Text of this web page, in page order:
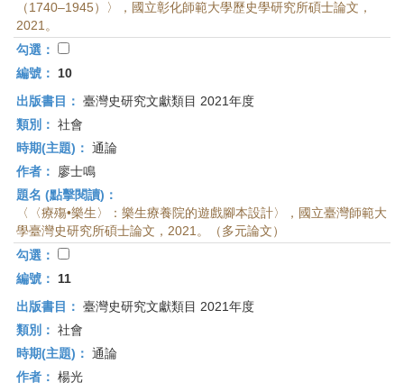
（1740–1945）〉，國立彰化師範大學歷史學研究所碩士論文，
2021。
勾選：
編號：
10
出版書目： 臺灣史研究文獻類目 2021年度
類別： 社會
時期(主題)： 通論
作者：
廖士鳴
題名 (點擊閱讀)：
〈〈療殤•樂生〉：樂生療養院的遊戲腳本設計〉，國立臺灣師範大
學臺灣史研究所碩士論文，2021。（多元論文）
勾選：
編號：
11
出版書目： 臺灣史研究文獻類目 2021年度
類別： 社會
時期(主題)： 通論
作者： 楊光